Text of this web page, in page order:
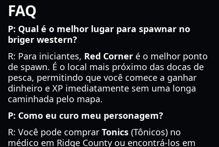
FAQ
P: Qual é o melhor lugar para spawnar no
briger western?
R: Para iniciantes, Red Corner é o melhor ponto
de spawn. É o local mais próximo das docas de
pesca, permitindo que você comece a ganhar
dinheiro e XP imediatamente sem uma longa
caminhada pelo mapa.
P: Como eu curo meu personagem?
R: Você pode comprar Tonics (Tônicos) no
médico em Ridge County ou encontrá-los em